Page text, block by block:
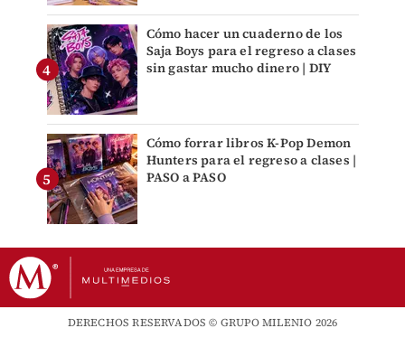
Cómo hacer un cuaderno de los
Saja Boys para el regreso a clases
sin gastar mucho dinero | DIY
Cómo forrar libros K-Pop Demon
Hunters para el regreso a clases |
PASO a PASO
DERECHOS RESERVADOS © GRUPO MILENIO 2026